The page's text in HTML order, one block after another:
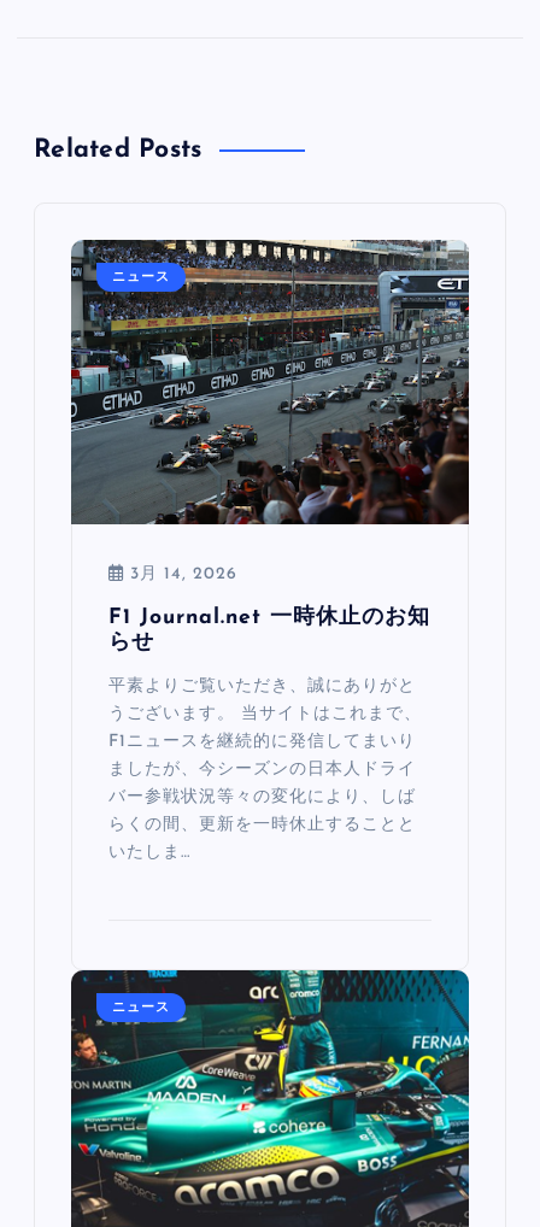
Related Posts
ニュース
3月 14, 2026
F1 Journal.net 一時休止のお知
らせ
平素よりご覧いただき、誠にありがと
うございます。 当サイトはこれまで、
F1ニュースを継続的に発信してまいり
ましたが、今シーズンの日本人ドライ
バー参戦状況等々の変化により、しば
らくの間、更新を一時休止することと
いたしま…
ニュース